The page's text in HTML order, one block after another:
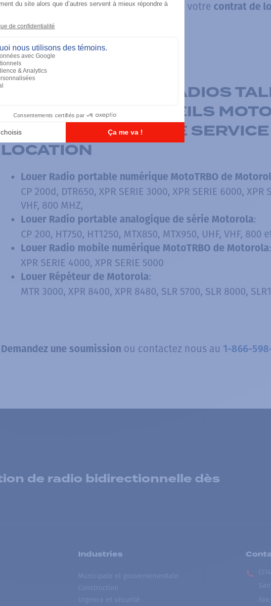
avec les technologies durant la durée de votre contrat de
Motorola.
DÉCOUVREZ NOS RADIOS
WALKIES ET APPAREILS
PROFITEZ DE NOTRE
LOCATION
Louer Radio portable numérique MotoTRBO de
CP 200d, DTR650, XPR SERIE 3000, XPR SERIE 6000, XPR
VHF, 800 MHZ,
Louer Radio portable analogique de série Motorola:
CP 200, HT750, HT1250, MTX850, MTX950, UHF, VHF, 800
Louer Radio mobile numérique MotoTRBO de Motorola:
XPR SERIE 4000, XPR SERIE 5000
Louer Répéteur de Motorola:
MTR 3000, XPR 8400, XPR 8480, SLR 5700, SLR 8000,
Demandez une soumission ou contactez nous au 1-866-
de radio bidirectionnelle dès
Industries
Municipale et gouvernementale
Construction
Urgence et sécurité
Fax: